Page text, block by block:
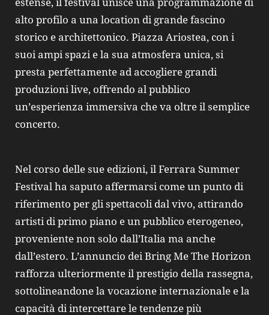
alto profilo a una location di grande fascino
storico e architettonico. Piazza Ariostea, con i
suoi ampi spazi e la sua atmosfera unica, si
presta perfettamente ad accogliere grandi
produzioni live, offrendo al pubblico
un’esperienza immersiva che va oltre il semplice
concerto.
Nel corso delle sue edizioni, il Ferrara Summer
Festival ha saputo affermarsi come un punto di
riferimento per gli spettacoli dal vivo, attirando
artisti di primo piano e un pubblico eterogeneo,
proveniente non solo dall’Italia ma anche
dall’estero. L’annuncio dei Bring Me The Horizon
rafforza ulteriormente il prestigio della rassegna,
sottolineandone la vocazione internazionale e la
capacità di intercettare le tendenze più